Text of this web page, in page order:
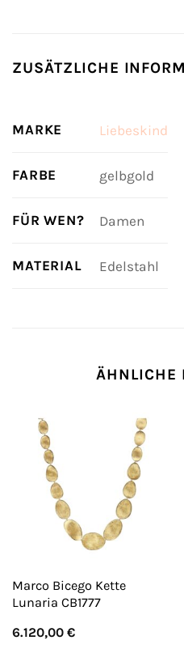
ZUSÄTZLICHE
MARKE Liebeskind
FARBE gelbgold
FÜR WEN? Damen
MATERIAL Edelstahl
ÄHNLICHE
Marco Bicego Kette
Lunaria CB1777
6.120,00 €